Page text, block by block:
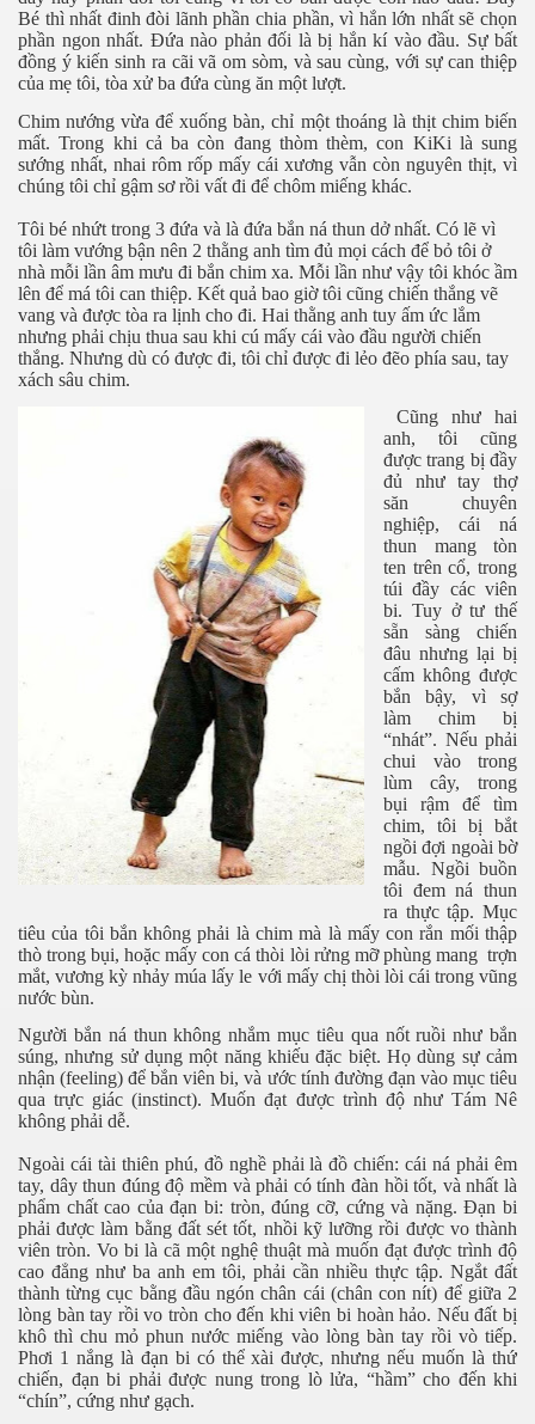
Bé thì nhất đinh đòi lãnh phần chia phần, vì hắn lớn nhất sẽ chọn
phần ngon nhất. Đứa nào phản đối là bị hắn kí vào đầu. Sự bất
đồng ý kiến sinh ra cãi vã om sòm, và sau cùng, với sự can thiệp
của mẹ tôi, tòa xử ba đứa cùng ăn một lượt.
Chim nướng vừa để xuống bàn, chỉ một thoáng là thịt chim biến
mất. Trong khi cả ba còn đang thòm thèm, con KiKi là sung
sướng nhất, nhai rôm rốp mấy cái xương vẫn còn nguyên thịt, vì
chúng tôi chỉ gậm sơ rồi vất đi để chôm miếng khác.
Tôi bé nhứt trong 3 đứa và là đứa bắn ná thun dở nhất. Có lẽ vì
tôi làm vướng bận nên 2 thằng anh tìm đủ mọi cách để bỏ tôi ở
nhà mỗi lần âm mưu đi bắn chim xa. Mỗi lần như vậy tôi khóc ầm
lên để má tôi can thiệp. Kết quả bao giờ tôi cũng chiến thắng vẽ
vang và được tòa ra lịnh cho đi. Hai thằng anh tuy ấm ức lắm
nhưng phải chịu thua sau khi cú mấy cái vào đầu người chiến
thắng. Nhưng dù có được đi, tôi chỉ được đi lẻo đẽo phía sau, tay
xách sâu chim.
Cũng như hai
anh, tôi cũng
được trang bị đầy
đủ như tay thợ
săn chuyên
nghiệp, cái ná
thun mang tòn
ten trên cổ, trong
túi đầy các viên
bi. Tuy ở tư thế
sẵn sàng chiến
đâu nhưng lại bị
cấm không được
bắn bậy, vì sợ
làm chim bị
“nhát”. Nếu phải
chui vào trong
lùm cây, trong
bụi rậm để tìm
chim, tôi bị bắt
ngồi đợi ngoài bờ
mẫu. Ngồi buồn
tôi đem ná thun
ra thực tập. Mục
tiêu của tôi bắn không phải là chim mà là mấy con rắn mối thập
thò trong bụi, hoặc mấy con cá thòi lòi rửng mỡphùng mang trợn
mắt, vương kỳnhảy múa lấy le với mấy chị thòi lòi cái trong vũng
nước bùn.
Người bắn ná thun không nhắm mục tiêu qua nốt ruồi như bắn
súng, nhưng sử dụng một năng khiếu đặc biệt. Họdùng sự cảm
nhận (feeling)để bắn viênbi, và ước tính đường đạn vào mục tiêu
quatrực giác (instinct). Muốn đạt được trình độ như Tám Nê
không phải dễ.
Ngoài cái tài thiên phú, đồ nghề phải là đồ chiến: cái ná phải êm
tay, dây thun đúng độmềm và phải có tính đàn hồi tốt, và nhất là
phẩm chất cao của đạn bi: tròn, đúng cỡ, cứng và nặng. Đạn bi
phải được làm bằng đất sét tốt, nhồi kỹ lưỡng rồi được vo thành
viên tròn. Vo bi là cã một nghệ thuật mà muốn đạt được trình độ
cao đẳng như ba anh em tôi, phải cần nhiều thực tập. Ngắt đất
thành từng cục bằng đầu ngón chân cái (chân con nít) để giữa 2
lòng bàn tay rồi vo tròn cho đến khi viên bi hoàn hảo. Nếu đất bị
khô thì chu mỏ phun nước miếng vào lòng bàn tay rồi vò tiếp.
Phơi 1 nắnglà đạn bi có thểxàiđược, nhưng nếu muốn là thứ
chiến, đạn bi phải được nung trong lò lửa, “hầm” cho đến khi
“chín”, cứng như gạch.
18.
19
20
21
22
27
28
29